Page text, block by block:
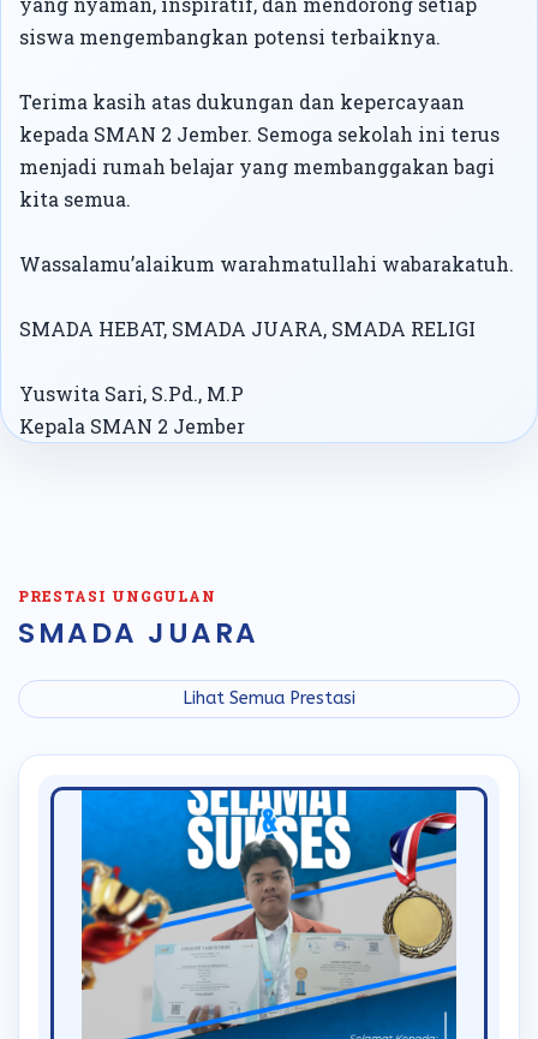
siswa mengembangkan potensi terbaiknya.
Terima kasih atas dukungan dan kepercayaan
kepada SMAN 2 Jember. Semoga sekolah ini terus
menjadi rumah belajar yang membanggakan bagi
kita semua.
Wassalamu’alaikum warahmatullahi wabarakatuh.
SMADA HEBAT, SMADA JUARA, SMADA RELIGI
Yuswita Sari, S.Pd., M.P
Kepala SMAN 2 Jember
PRESTASI UNGGULAN
SMADA JUARA
Lihat Semua Prestasi